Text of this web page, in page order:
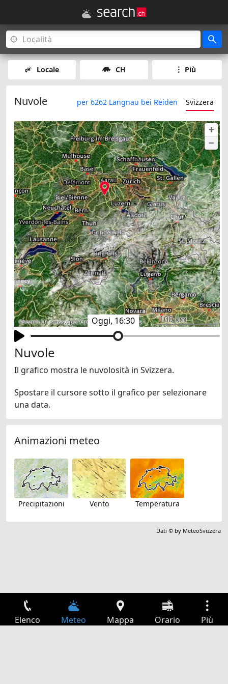
Locale CH Più
Nuvole per 6262 Langnau bei Reiden Svizzera
Oggi, 16:30
+
−
©search.ch,swisstopo,OpenStreetMap,others 100 km
Nuvole
Il grafico mostra le nuvolosità in Svizzera.
Spostare il cursore sotto il grafico per selezionare
una data.
Animazioni meteo
Precipitazioni Vento Temperatura
Dati © by MeteoSvizzera
Elenco Meteo Mappa Orario Più